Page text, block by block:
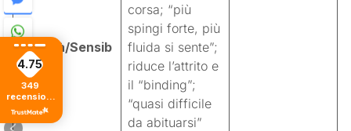
Fluidità/Sensib
ilità
corsa; “più
spingi forte, più
fluida si sente”;
riduce l’attrito e
il “binding”;
“quasi difficile
da abituarsi”
4.75
349
recensioni
di tutti i